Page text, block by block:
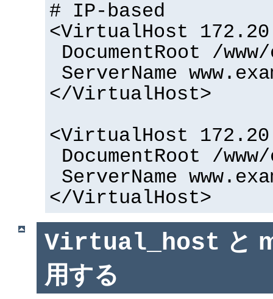
# IP-based
<VirtualHost
DocumentRoot /
ServerName
</VirtualHost>
<VirtualHost
DocumentRoot /
ServerName
</VirtualHost>
Virtual_host と
用する